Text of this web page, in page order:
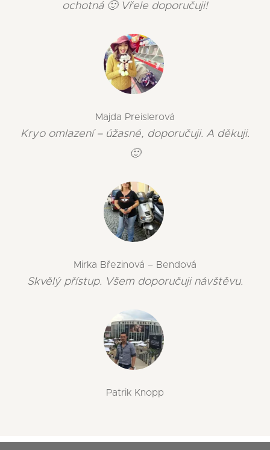
ochotná 🙂 Vřele doporučuji!
Majda Preislerová
Kryo omlazení – úžasné, doporučuji. A děkuji.
🙂
Mirka Březinová – Bendová
Skvělý přístup. Všem doporučuji návštěvu.
Patrik Knopp